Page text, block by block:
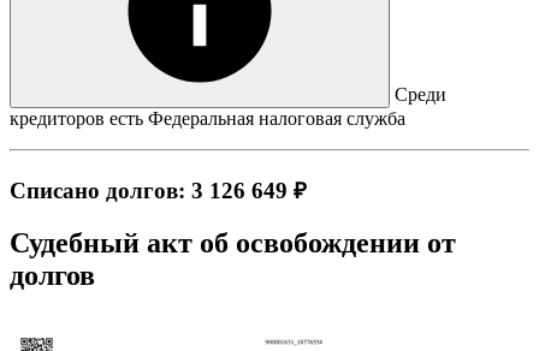
Среди
кредиторов есть Федеральная налоговая служба
Списано долгов: 3 126 649 ₽
Судебный акт об освобождении от
долгов